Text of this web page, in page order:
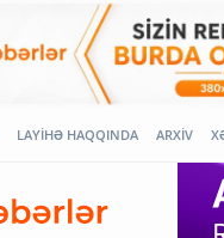
LAYİHƏ HAQQINDA ARXİV